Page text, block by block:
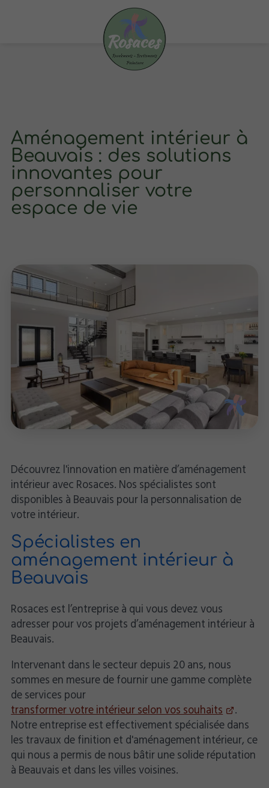
Aménagement intérieur à
Beauvais : des solutions
innovantes pour
personnaliser votre
espace de vie
Découvrez l'innovation en matière d’aménagement
intérieur avec Rosaces. Nos spécialistes sont
disponibles à Beauvais pour la personnalisation de
votre intérieur.
Spécialistes en
aménagement intérieur à
Beauvais
Rosaces est l’entreprise à qui vous devez vous
adresser pour vos projets d’aménagement intérieur à
Beauvais.
Intervenant dans le secteur depuis 20 ans, nous
sommes en mesure de fournir une gamme complète
de services pour
transformer votre intérieur selon vos souhaits
.
Notre entreprise est effectivement spécialisée dans
les travaux de finition et d'aménagement intérieur, ce
qui nous a permis de nous bâtir une solide réputation
à Beauvais et dans les villes voisines.